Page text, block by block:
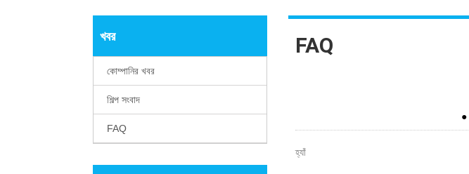
খবর
কোম্পানির খবর
শিল্প সংবাদ
FAQ
FAQ
●
হ্যাঁ